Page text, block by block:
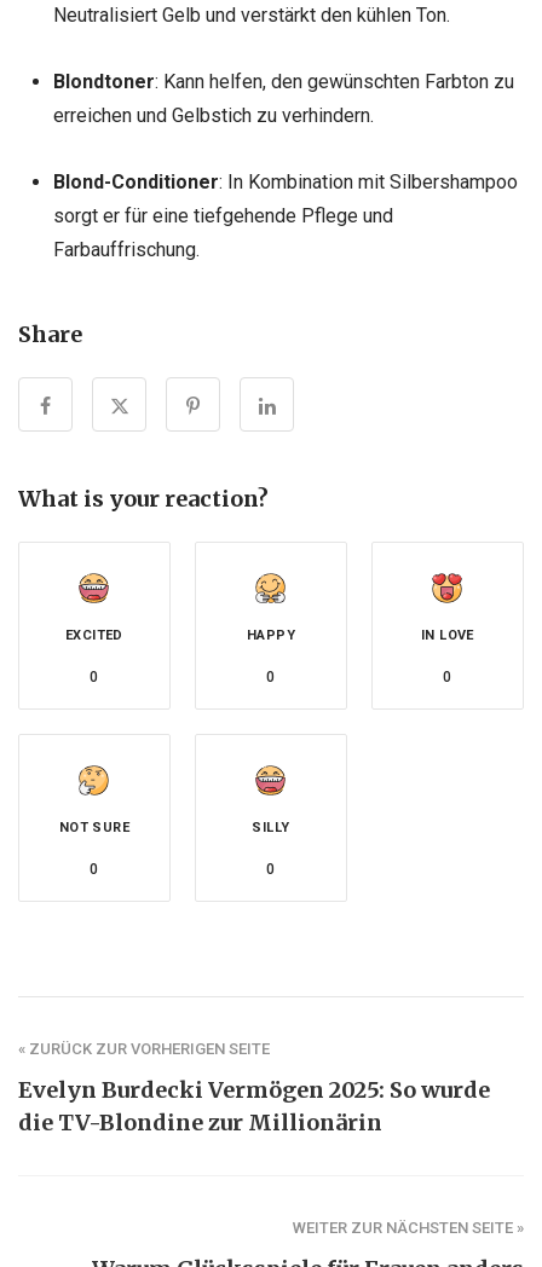
Neutralisiert Gelb und verstärkt den kühlen Ton.
Blondtoner: Kann helfen, den gewünschten Farbton zu
erreichen und Gelbstich zu verhindern.
Blond-Conditioner: In Kombination mit Silbershampoo
sorgt er für eine tiefgehende Pflege und
Farbauffrischung.
Share
What is your reaction?
EXCITED
0
HAPPY
0
IN LOVE
0
NOT SURE
0
SILLY
0
« ZURÜCK ZUR VORHERIGEN SEITE
Evelyn Burdecki Vermögen 2025: So wurde
die TV-Blondine zur Millionärin
WEITER ZUR NÄCHSTEN SEITE »